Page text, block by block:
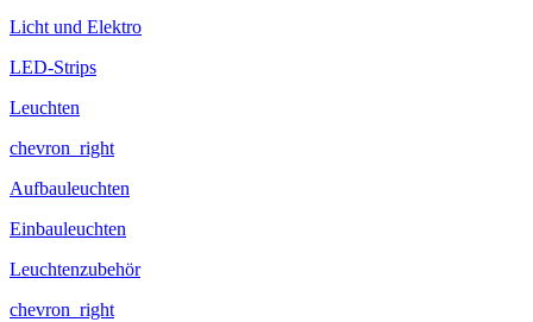
Licht und Elektro
LED-Strips
Leuchten
chevron_right
Aufbauleuchten
Einbauleuchten
Leuchtenzubehör
chevron_right